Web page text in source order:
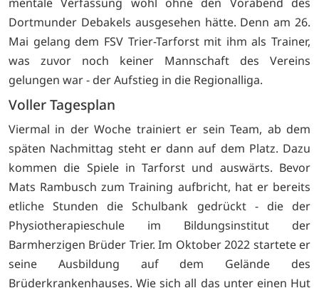
Dortmunder Debakels ausgesehen hätte. Denn am 26.
Mai gelang dem FSV Trier-Tarforst mit ihm als Trainer,
was zuvor noch keiner Mannschaft des Vereins
gelungen war - der Aufstieg in die Regionalliga.
Voller Tagesplan
Viermal in der Woche trainiert er sein Team, ab dem
späten Nachmittag steht er dann auf dem Platz. Dazu
kommen die Spiele in Tarforst und auswärts. Bevor
Mats Rambusch zum Training aufbricht, hat er bereits
etliche Stunden die Schulbank gedrückt - die der
Physiotherapieschule im Bildungsinstitut der
Barmherzigen Brüder Trier. Im Oktober 2022 startete er
seine Ausbildung auf dem Gelände des
Brüderkrankenhauses. Wie sich all das unter einen Hut